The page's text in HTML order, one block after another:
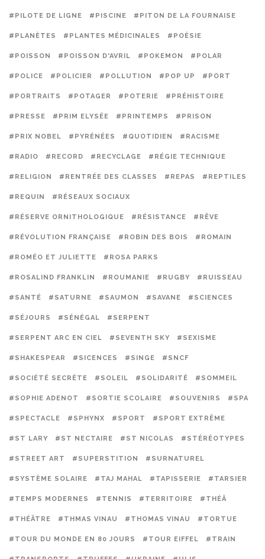
#PILOTE DE LIGNE #PISCINE #PITON DE LA FOURNAISE
#PLANÈTES #PLANTES MÉDICINALES #POÉSIE
#POISSON #POISSON D'AVRIL #POKEMON #POLAR
#POLICE #POLICIER #POLLUTION #POP UP #PORT
#PORTRAITS #POTAGER #POTERIE #PRÉHISTOIRE
#PRESSE #PRIM ELYSÉE #PRINTEMPS #PRISON
#PRIX NOBEL #PYRÉNÉES #QUOTIDIEN #RACISME
#RADIO #RECORD #RECYCLAGE #RÉGIE TECHNIQUE
#RELIGION #RENTRÉE DES CLASSES #REPAS #REPTILES
#REQUIN #RÉSEAUX SOCIAUX
#RÉSERVE ORNITHOLOGIQUE #RÉSISTANCE #RÊVE
#RÉVOLUTION FRANÇAISE #ROBIN DES BOIS #ROMAIN
#ROMÉO ET JULIETTE #ROSA PARKS
#ROSALIND FRANKLIN #ROUMANIE #RUGBY #RUISSEAU
#SANTÉ #SATURNE #SAUMON #SAVANE #SCIENCES
#SÉJOURS #SÉNÉGAL #SERPENT
#SERPENT ARC EN CIEL #SEVENTH SKY #SEXISME
#SHAKESPEAR #SICENCES #SINGE #SNCF
#SOCIÉTÉ SECRÈTE #SOLEIL #SOLIDARITÉ #SOMMEIL
#SOPHIE ADENOT #SORTIE SCOLAIRE #SOUVENIRS #SPA
#SPECTACLE #SPHYNX #SPORT #SPORT EXTRÊME
#ST LARY #ST NECTAIRE #ST NICOLAS #STÉRÉOTYPES
#STREET ART #SUPERSTITION #SURNATUREL
#SYSTÈME SOLAIRE #TAJ MAHAL #TAPISSERIE #TARSIER
#TEMPS MODERNES #TENNIS #TERRITOIRE #THÉÂ
#THÉÂTRE #THMAS VINAU #THOMAS VINAU #TORTUE
#TOUR DU MONDE EN 80 JOURS #TOUR EIFFEL #TRAIN